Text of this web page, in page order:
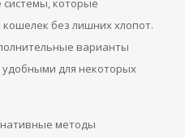
которые
без лишних хлопот.
варианты
для некоторых
методы